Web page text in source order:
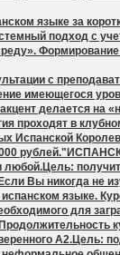
языке за
подход с
с
имеющегося
делается
проходят в
Испанской
000
Вы никогда не
языке.
для
А2.Цель: